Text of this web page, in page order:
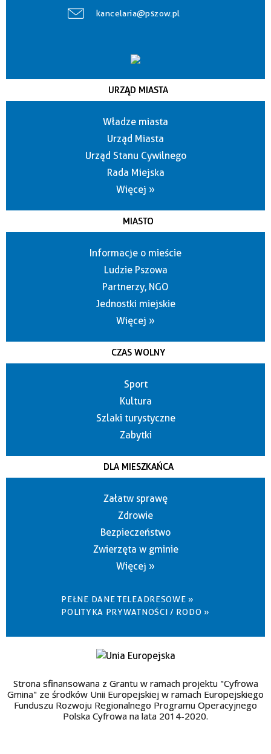
kancelaria@pszow.pl
URZĄD MIASTA
Władze miasta
Urząd Miasta
Urząd Stanu Cywilnego
Rada Miejska
Więcej »
MIASTO
Informacje o mieście
Ludzie Pszowa
Partnerzy, NGO
Jednostki miejskie
Więcej »
CZAS WOLNY
Sport
Kultura
Szlaki turystyczne
Zabytki
DLA MIESZKAŃCA
Załatw sprawę
Zdrowie
Bezpieczeństwo
Zwierzęta w gminie
Więcej »
PEŁNE DANE TELEADRESOWE »
POLITYKA PRYWATNOŚCI / RODO »
Strona sfinansowana z Grantu w ramach projektu "Cyfrowa
Gmina" ze środków Unii Europejskiej w ramach Europejskiego
Funduszu Rozwoju Regionalnego Programu Operacyjnego
Polska Cyfrowa na lata 2014-2020.